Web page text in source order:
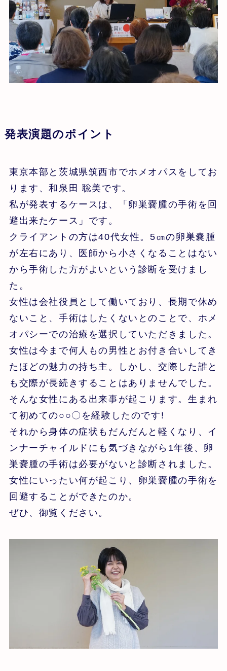
発表演題のポイント
東京本部と茨城県筑西市でホメオパスをしてお
ります、和泉田 聡美です。
私が発表するケースは、「卵巣嚢腫の手術を回
避出来たケース」です。
クライアントの方は40代女性。5㎝の卵巣嚢腫
が左右にあり、医師から小さくなることはない
から手術した方がよいという診断を受けまし
た。
女性は会社役員として働いており、長期で休め
ないこと、手術はしたくないとのことで、ホメ
オパシーでの治療を選択していただきました。
女性は今まで何人もの男性とお付き合いしてき
たほどの魅力の持ち主。しかし、交際した誰と
も交際が長続きすることはありませんでした。
そんな女性にある出来事が起こります。生まれ
て初めての○○〇を経験したのです!
それから身体の症状もだんだんと軽くなり、イ
ンナーチャイルドにも気づきながら1年後、卵
巣嚢腫の手術は必要がないと診断されました。
女性にいったい何が起こり、卵巣嚢腫の手術を
回避することができたのか。
ぜひ、御覧ください。